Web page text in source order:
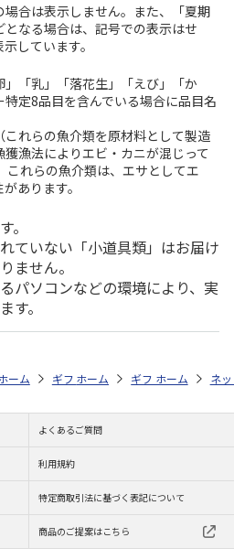
合は表示しません。また、「夏期
なる場合は、記号での表示はせ
しています。
「乳」「落花生」「えび」「か
定8品目を含んでいる場合に品目名
れらの魚介類を原材料として製造
漁法によりエビ・カニが混じって
これらの魚介類は、エサとしてエ
あります。
。
ていない「小道具類」はお届け
ません。
パソコンなどの環境により、実
す。
元・夏ギフト特集 2026 おつまみ・お惣菜
ストア お中元・夏ギフト特集 2026
ーム ギフトストア お中元・夏ギフト
ホーム ギフトストア お
ホーム ネ
よくあるご質問
利用規約
特定商取引法に基づく表記について
商品のご提案はこちら